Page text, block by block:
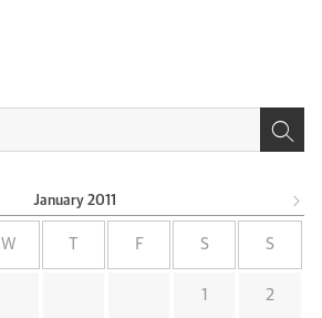
January 2011
W F S S
1 2